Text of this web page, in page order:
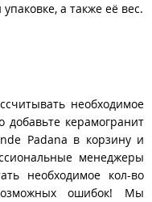
а также её вес.
необходимое
добавьте керамогранит
Padana в корзину и
менеджеры
необходимое кол-во
ошибок! Мы